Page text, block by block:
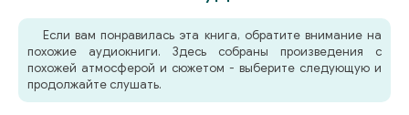
Если вам понравилась эта книга, обратите внимание на
похожие аудиокниги. Здесь собраны произведения с
похожей атмосферой и сюжетом - выберите следующую и
продолжайте слушать.